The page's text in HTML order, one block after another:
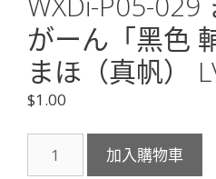
がーん「黑色
まほ（真帆）
$1.00
P05-
加入購物車